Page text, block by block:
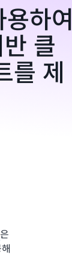
하여
클
를 제
은